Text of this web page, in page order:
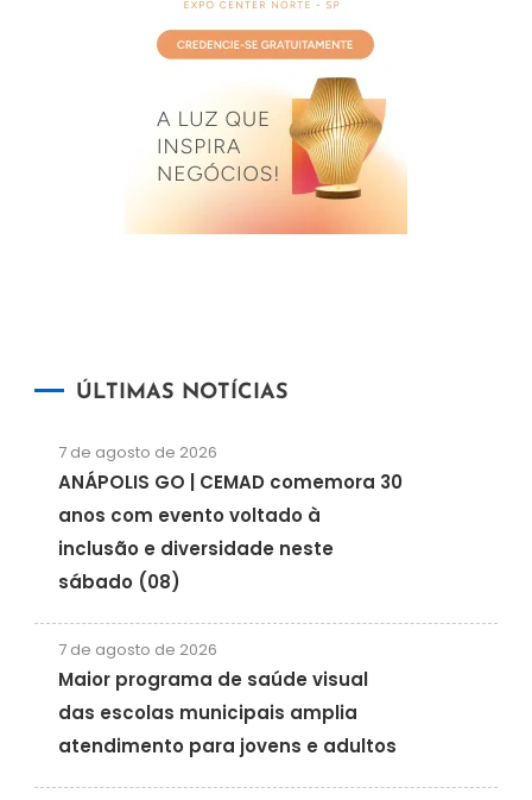
ÚLTIMAS NOTÍCIAS
7 de agosto de 2026
ANÁPOLIS GO | CEMAD comemora 30
anos com evento voltado à
inclusão e diversidade neste
sábado (08)
7 de agosto de 2026
Maior programa de saúde visual
das escolas municipais amplia
atendimento para jovens e adultos